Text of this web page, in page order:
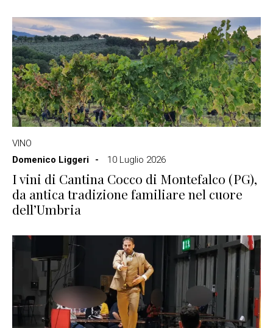
VINO
Domenico Liggeri
10 Luglio 2026
I vini di Cantina Cocco di Montefalco (PG),
da antica tradizione familiare nel cuore
dell’Umbria